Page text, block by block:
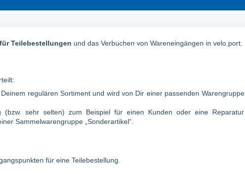
Teilebestellungen und das Verbuchen von Wareneingängen in velo.port.
regulären Sortiment und wird von Dir einer passenden Warengruppe
(bzw. sehr selten) zum Beispiel für einen Kunden oder eine Reparatur
Sammelwarengruppe „Sonderartikel“.
für eine Teilebestellung.